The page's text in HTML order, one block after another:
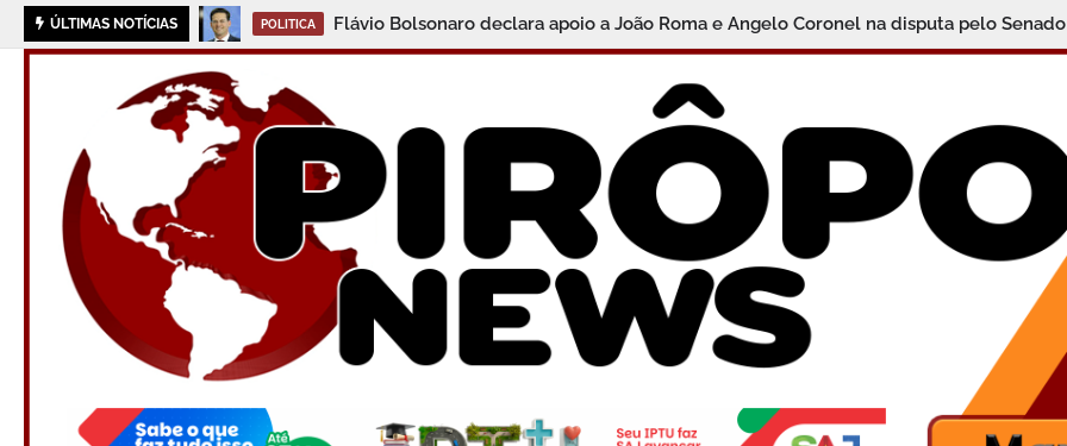
ÚLTIMAS NOTÍCIAS POLITICA Flávio Bolsonaro declara apoio a João Roma e Angelo Coronel na disputa pelo